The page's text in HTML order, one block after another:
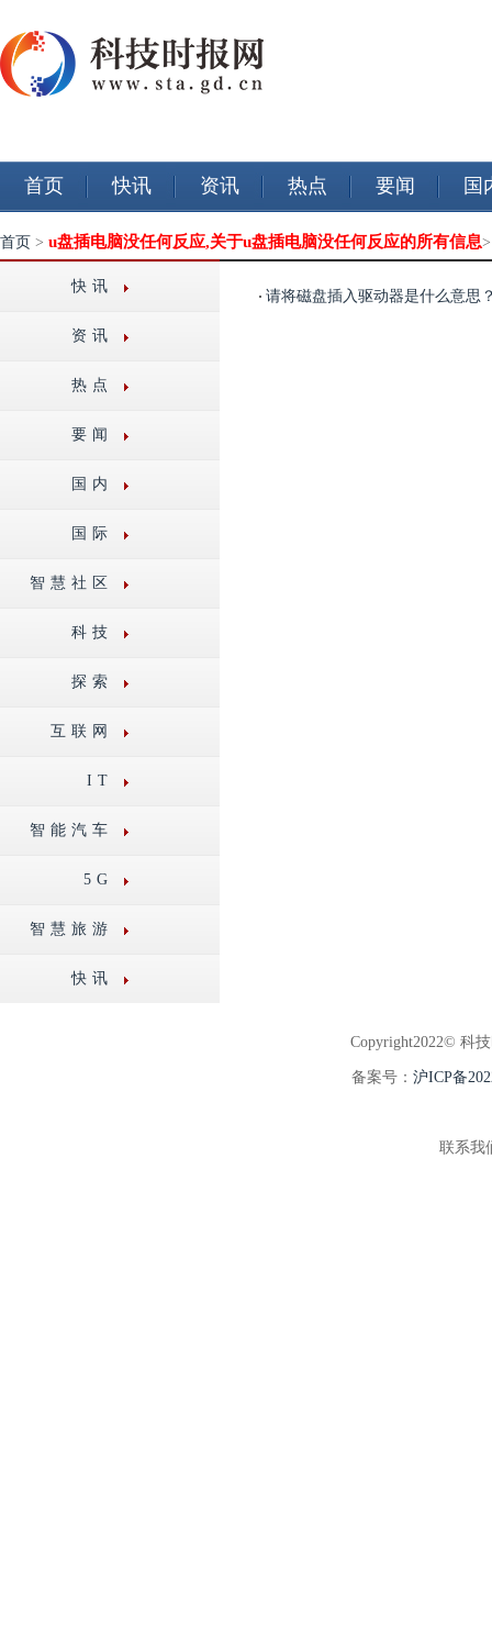
首页 快讯 资讯 热点 要闻 国
首页 > u盘插电脑没任何反应,关于u盘插电脑没任何反应的所有信息
快讯
资讯
热点
要闻
国内
国际
智慧社区
科技
探索
互联网
IT
智能汽车
5G
智慧旅游
快讯
请将磁盘插入驱动器是什么意思
Copyright2022© 科
备案号： 沪ICP备
联系我